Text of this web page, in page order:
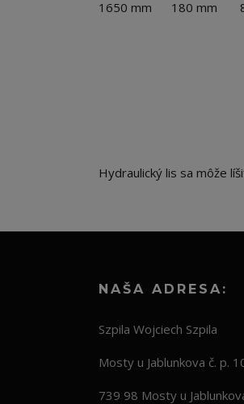
1650 mm 180 mm
Hydraulický lis sa môže
NAŠA ADRESA:
Szpila Wojciech Szpila
Mosty u Jablunkova č. p.
739 98 Mosty u